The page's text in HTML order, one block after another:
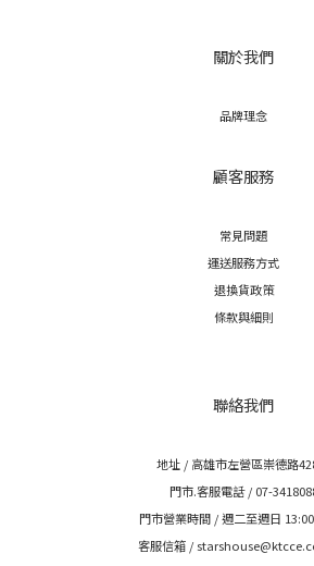
關於我們
品牌理念
顧客服務
常見問題
運送服務方式
退換貨政策
條款與細則
聯絡我們
地址 / 高雄市左營區崇德路
門市.客服電話 / 07-
門市營業時間 / 週二至週日
客服信箱 /